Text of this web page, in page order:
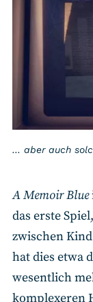
… aber auch
A Memoir Blue
das erste
zwischen
hat dies etwa
wesentlich
komplexeren